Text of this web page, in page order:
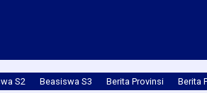
S2 Beasiswa S3 Berita Provinsi Berita